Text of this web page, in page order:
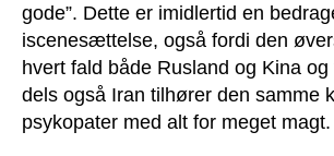
gode”. Dette er imidlertid en
iscenesættelse, også fordi den
hvert fald både Rusland og Kina og
dels også Iran tilhører den samme
psykopater med alt for meget magt.